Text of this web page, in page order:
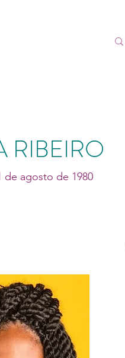
RIBEIRO
de agosto de 1980